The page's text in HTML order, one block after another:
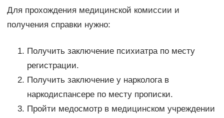
Для прохождения медицинской комиссии и
получения справки нужно:
Получить заключение психиатра по месту
регистрации.
Получить заключение у нарколога в
наркодиспансере по месту прописки.
Пройти медосмотр в медицинском учреждении